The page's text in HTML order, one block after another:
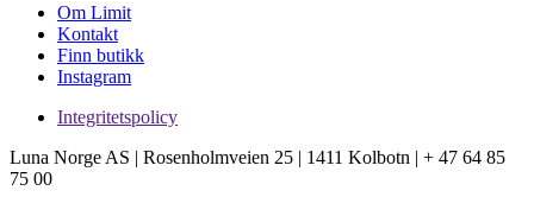
Om Limit
Kontakt
Finn butikk
Instagram
Integritetspolicy
Luna Norge AS | Rosenholmveien 25 | 1411 Kolbotn | + 47 64 85
75 00